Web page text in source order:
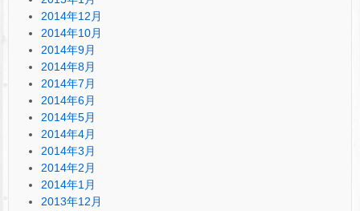
2014年12月
2014年10月
2014年9月
2014年8月
2014年7月
2014年6月
2014年5月
2014年4月
2014年3月
2014年2月
2014年1月
2013年12月